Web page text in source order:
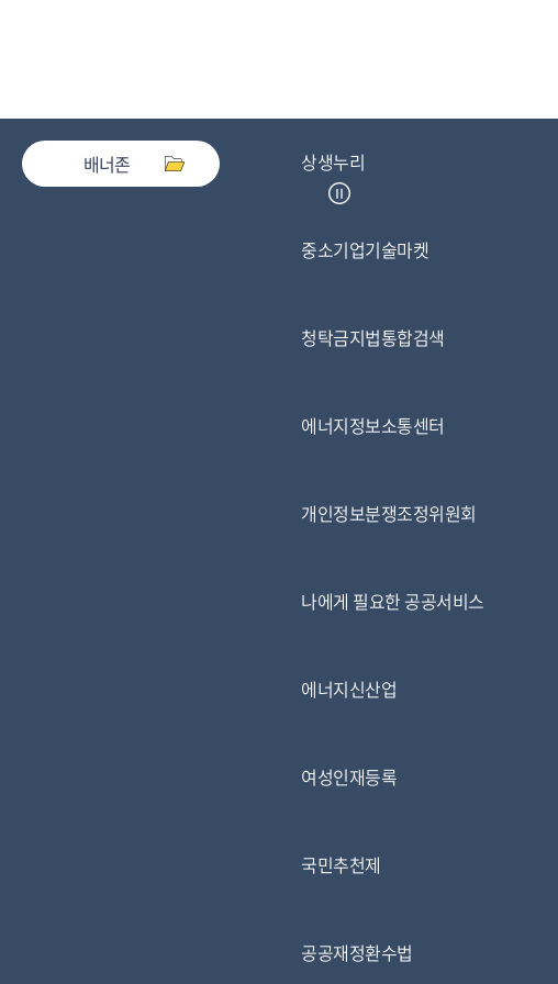
배너존 상생누리
중소기업기술마켓
청탁금지법통합검색
에너지정보소통센터
개인정보분쟁조정위원회
나에게 필요한 공공서비스
에너지신산업
여성인재등록
국민추천제
공공재정환수법